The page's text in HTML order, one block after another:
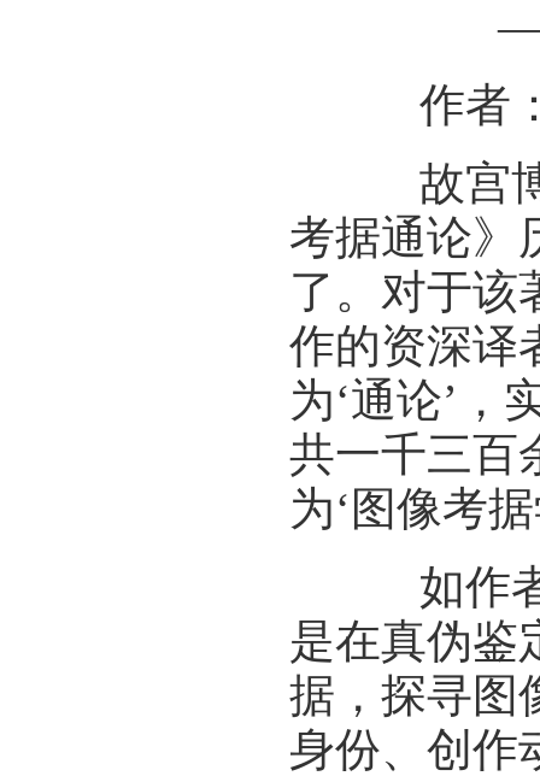
作者：
故宫博
考据通论》
了。对于该
作的资深译
为‘通论’，
共一千三百
为‘图像考
如作者
是在真伪鉴
据，探寻图
身份、创作